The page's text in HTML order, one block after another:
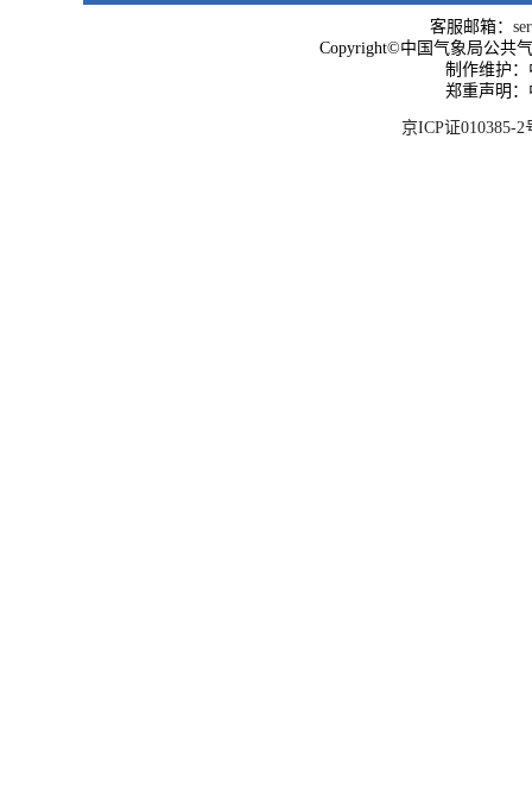
客服邮箱：
Copyright©中国气象局公共
制作维护
郑重声明
京ICP证010385-2